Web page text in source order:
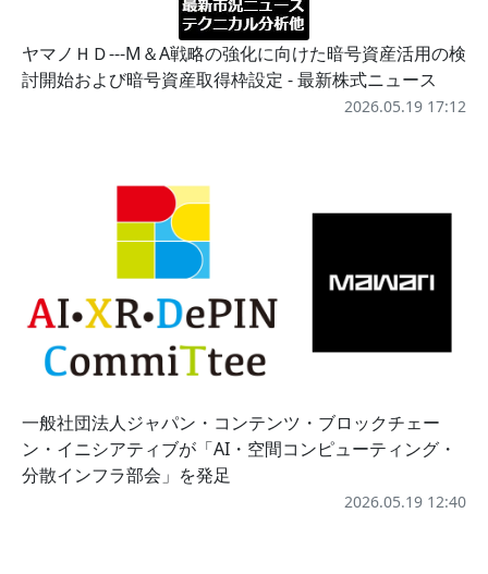
ヤマノＨＤ---M＆A戦略の強化に向けた暗号資産活用の検
討開始および暗号資産取得枠設定 - 最新株式ニュース
2026.05.19 17:12
一般社団法人ジャパン・コンテンツ・ブロックチェー
ン・イニシアティブが「AI・空間コンピューティング・
分散インフラ部会」を発足
2026.05.19 12:40